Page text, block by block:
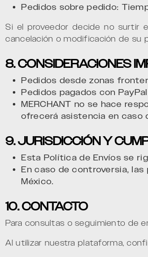
Pedidos sobre pedido:
Si el proveedor decide no surtir
cancelación o modificación de su
8. CONSIDERACIONES
Pedidos desde zonas
Pedidos pagados con
MERCHANT no se hace
ofrecerá asistencia en caso
9. JURISDICCIÓN Y
Esta Política de Envíos se
En caso de controversia,
México.
10. CONTACTO
Para consultas o seguimiento de
Al utilizar nuestra plataforma,